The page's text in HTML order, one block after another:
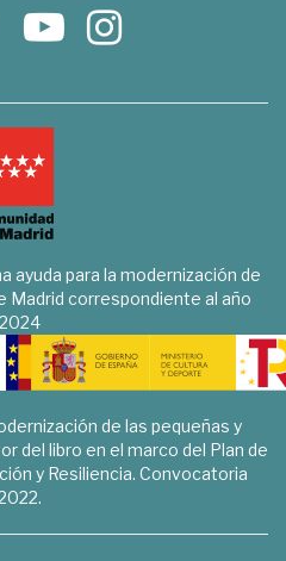
ayuda para la modernización de
Madrid correspondiente al año
2024
de las pequeñas y
del libro en el marco del Plan de
y Resiliencia. Convocatoria